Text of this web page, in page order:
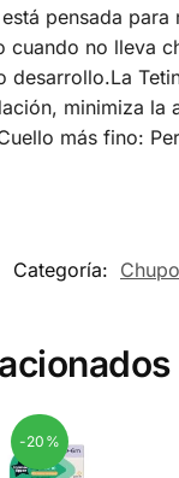
pensada
no lleva
desarrollo.La
minimiza la
más fino:
Categoría:
-20%